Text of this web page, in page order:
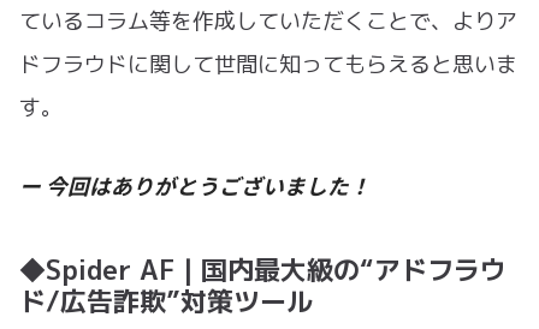
ているコラム等を作成していただくことで、よりア
ドフラウドに関して世間に知ってもらえると思いま
す。
ー 今回はありがとうございました！
◆Spider AF｜国内最大級の“アドフラウ
ド/広告詐欺”対策ツール